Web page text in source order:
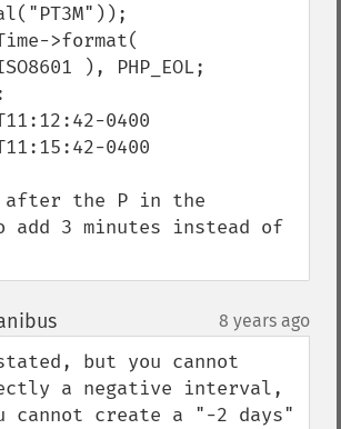
>format(
), PHP_EOL;
0400
0400
the P in the
3 minutes instead of
¶ 8 years ago
but you cannot
a negative interval,
create a "-2 days"